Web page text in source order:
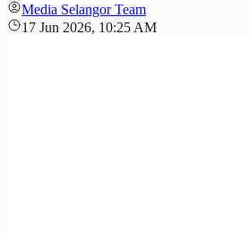
Media Selangor Team
17 Jun 2026, 10:25 AM